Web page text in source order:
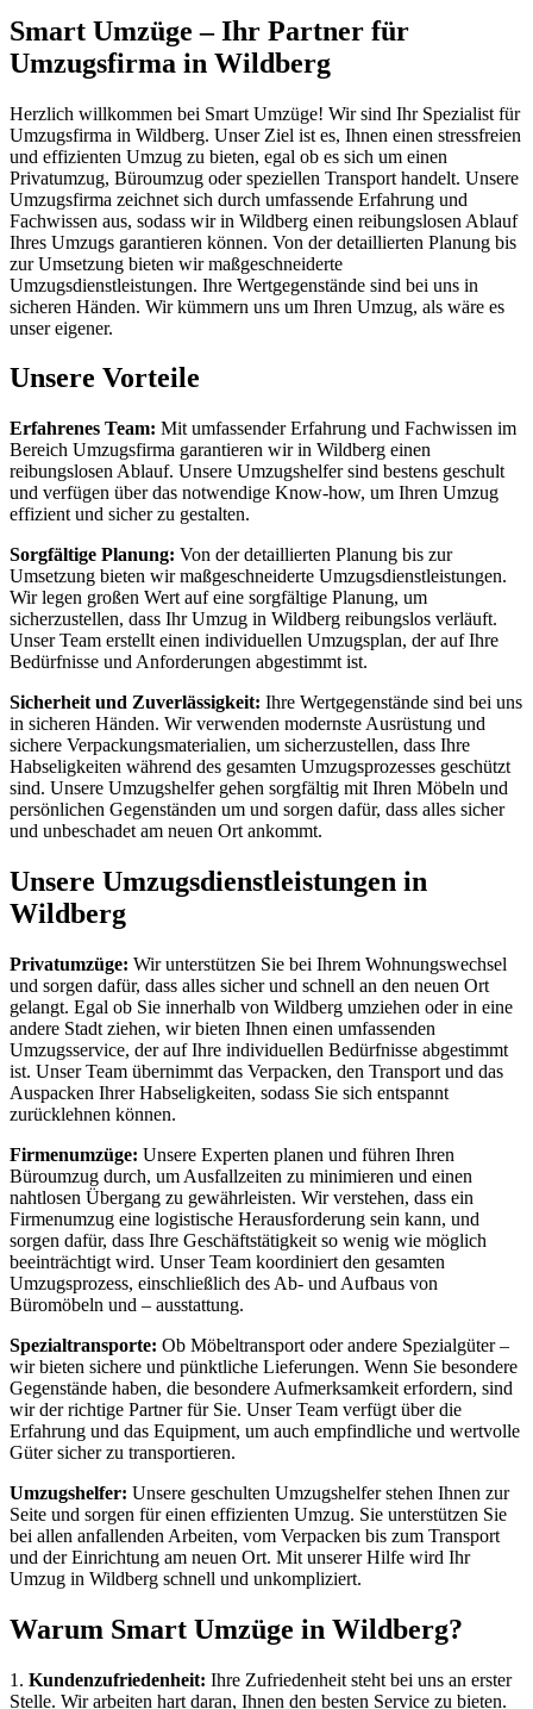
Smart Umzüge – Ihr Partner für
Umzugsfirma in Wildberg
Herzlich willkommen bei Smart Umzüge! Wir sind Ihr Spezialist für
Umzugsfirma in Wildberg. Unser Ziel ist es, Ihnen einen stressfreien
und effizienten Umzug zu bieten, egal ob es sich um einen
Privatumzug, Büroumzug oder speziellen Transport handelt. Unsere
Umzugsfirma zeichnet sich durch umfassende Erfahrung und
Fachwissen aus, sodass wir in Wildberg einen reibungslosen Ablauf
Ihres Umzugs garantieren können. Von der detaillierten Planung bis
zur Umsetzung bieten wir maßgeschneiderte
Umzugsdienstleistungen. Ihre Wertgegenstände sind bei uns in
sicheren Händen. Wir kümmern uns um Ihren Umzug, als wäre es
unser eigener.
Unsere Vorteile
Erfahrenes Team: Mit umfassender Erfahrung und Fachwissen im
Bereich Umzugsfirma garantieren wir in Wildberg einen
reibungslosen Ablauf. Unsere Umzugshelfer sind bestens geschult
und verfügen über das notwendige Know-how, um Ihren Umzug
effizient und sicher zu gestalten.
Sorgfältige Planung: Von der detaillierten Planung bis zur
Umsetzung bieten wir maßgeschneiderte Umzugsdienstleistungen.
Wir legen großen Wert auf eine sorgfältige Planung, um
sicherzustellen, dass Ihr Umzug in Wildberg reibungslos verläuft.
Unser Team erstellt einen individuellen Umzugsplan, der auf Ihre
Bedürfnisse und Anforderungen abgestimmt ist.
Sicherheit und Zuverlässigkeit: Ihre Wertgegenstände sind bei uns
in sicheren Händen. Wir verwenden modernste Ausrüstung und
sichere Verpackungsmaterialien, um sicherzustellen, dass Ihre
Habseligkeiten während des gesamten Umzugsprozesses geschützt
sind. Unsere Umzugshelfer gehen sorgfältig mit Ihren Möbeln und
persönlichen Gegenständen um und sorgen dafür, dass alles sicher
und unbeschadet am neuen Ort ankommt.
Unsere Umzugsdienstleistungen in
Wildberg
Privatumzüge: Wir unterstützen Sie bei Ihrem Wohnungswechsel
und sorgen dafür, dass alles sicher und schnell an den neuen Ort
gelangt. Egal ob Sie innerhalb von Wildberg umziehen oder in eine
andere Stadt ziehen, wir bieten Ihnen einen umfassenden
Umzugsservice, der auf Ihre individuellen Bedürfnisse abgestimmt
ist. Unser Team übernimmt das Verpacken, den Transport und das
Auspacken Ihrer Habseligkeiten, sodass Sie sich entspannt
zurücklehnen können.
Firmenumzüge: Unsere Experten planen und führen Ihren
Büroumzug durch, um Ausfallzeiten zu minimieren und einen
nahtlosen Übergang zu gewährleisten. Wir verstehen, dass ein
Firmenumzug eine logistische Herausforderung sein kann, und
sorgen dafür, dass Ihre Geschäftstätigkeit so wenig wie möglich
beeinträchtigt wird. Unser Team koordiniert den gesamten
Umzugsprozess, einschließlich des Ab- und Aufbaus von
Büromöbeln und – ausstattung.
Spezialtransporte: Ob Möbeltransport oder andere Spezialgüter –
wir bieten sichere und pünktliche Lieferungen. Wenn Sie besondere
Gegenstände haben, die besondere Aufmerksamkeit erfordern, sind
wir der richtige Partner für Sie. Unser Team verfügt über die
Erfahrung und das Equipment, um auch empfindliche und wertvolle
Güter sicher zu transportieren.
Umzugshelfer: Unsere geschulten Umzugshelfer stehen Ihnen zur
Seite und sorgen für einen effizienten Umzug. Sie unterstützen Sie
bei allen anfallenden Arbeiten, vom Verpacken bis zum Transport
und der Einrichtung am neuen Ort. Mit unserer Hilfe wird Ihr
Umzug in Wildberg schnell und unkompliziert.
Warum Smart Umzüge in Wildberg?
1. Kundenzufriedenheit: Ihre Zufriedenheit steht bei uns an erster
Stelle. Wir arbeiten hart daran, Ihnen den besten Service zu bieten.